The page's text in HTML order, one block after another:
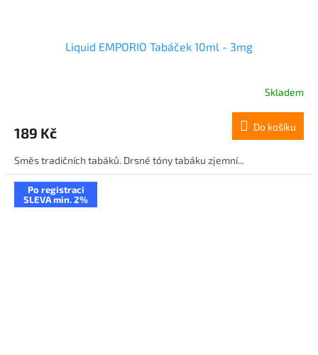
Liquid EMPORIO Tabáček 10ml - 3mg
Skladem
189 Kč Do košíku
Směs tradičních tabáků. Drsné tóny tabáku zjemní...
Po registraci
SLEVA min. 2%